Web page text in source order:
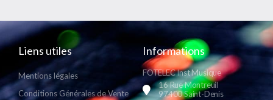
Liens utiles
Mentions légales
Conditions Générales de Vente
Informations
FOTELEC Inst Musique
16 Rue Montreuil
97400 Saint-Denis